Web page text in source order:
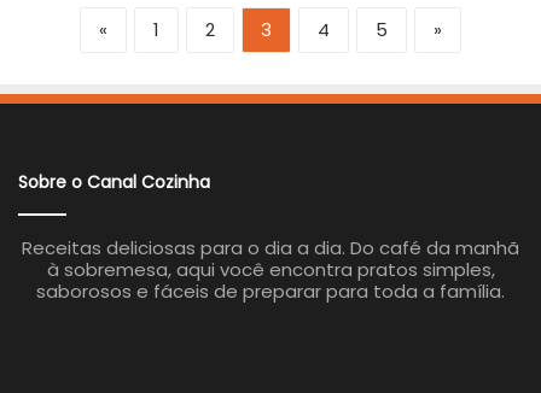
« 1 2 3 4 5 »
Sobre o Canal Cozinha
Receitas deliciosas para o dia a dia. Do café da manhã
à sobremesa, aqui você encontra pratos simples,
saborosos e fáceis de preparar para toda a família.